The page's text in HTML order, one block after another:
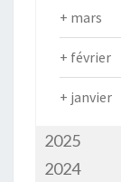
+ mars
+ février
+ janvier
2025
2024